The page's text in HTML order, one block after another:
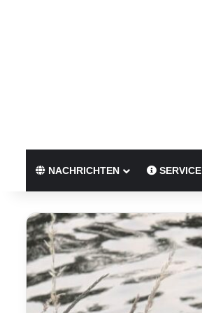
NACHRICHTEN SERVICE